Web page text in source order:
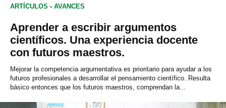
Artículos Vídeos
Agenda
ARTÍCULOS - AVANCES
Aprender a escribir argumentos
científicos. Una experiencia docente
con futuros maestros.
Mejorar la competencia argumentativa es prioritario para ayudar a los
futuros profesionales a desarrollar el pensamiento científico. Resulta
básico entonces que los futuros maestros, comprendan la...